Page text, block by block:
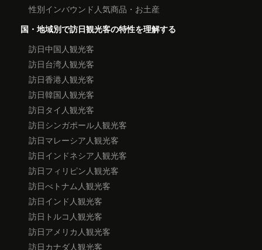
性別インバウンド人気商品・お土産
国・地域別で訪日観光客の特性を理解する
訪日中国人観光客
訪日台湾人観光客
訪日香港人観光客
訪日韓国人観光客
訪日タイ人観光客
訪日シンガポール人観光客
訪日マレーシア人観光客
訪日インドネシア人観光客
訪日フィリピン人観光客
訪日べトナム人観光客
訪日インド人観光客
訪日トルコ人観光客
訪日アメリカ人観光客
訪日カナダ人観光客